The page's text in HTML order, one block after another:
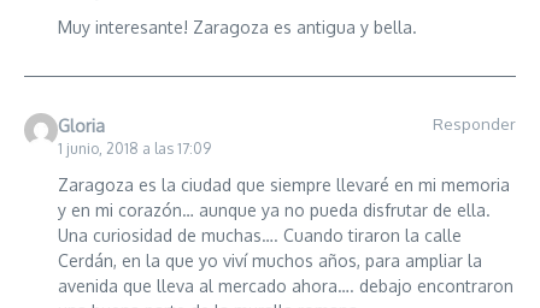
Muy interesante! Zaragoza es antigua y bella.
Gloria
1 junio, 2018 a las 17:09
Responder
Zaragoza es la ciudad que siempre llevaré en mi memoria
y en mi corazón… aunque ya no pueda disfrutar de ella.
Una curiosidad de muchas…. Cuando tiraron la calle
Cerdán, en la que yo viví muchos años, para ampliar la
avenida que lleva al mercado ahora…. debajo encontraron